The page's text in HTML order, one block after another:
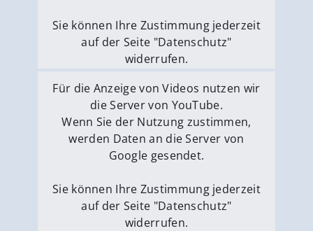
Sie können Ihre Zustimmung jederzeit
auf der Seite "Datenschutz"
widerrufen.
Externe Medien erlauben
Für die Anzeige von Videos nutzen wir
die Server von YouTube.
Wenn Sie der Nutzung zustimmen,
werden Daten an die Server von
Google gesendet.
Sie können Ihre Zustimmung jederzeit
auf der Seite "Datenschutz"
widerrufen.